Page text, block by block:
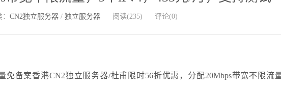
CN2独立服务器 / 独立服务器 阅读(235) 评论(0)